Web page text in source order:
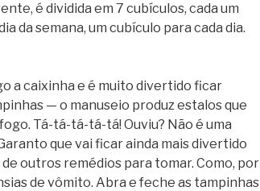
é dividida em 7 cubículos, cada um
da semana, um cubículo para cada dia.
a caixinha e é muito divertido ficar
— o manuseio produz estalos que
Tá-tá-tá-tá-tá! Ouviu? Não é uma
que vai ficar ainda mais divertido
outros remédios para tomar. Como, por
de vômito. Abra e feche as tampinhas